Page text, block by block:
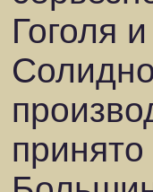
Гоголя